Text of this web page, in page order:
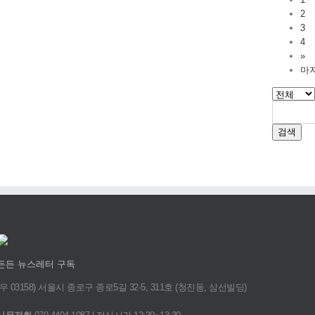
2
3
4
»
마
검색
든 뉴스레터 구독
03158) 서울시 종로구 종로5길 32-5, 311호 (청진동, 삼선빌딩)